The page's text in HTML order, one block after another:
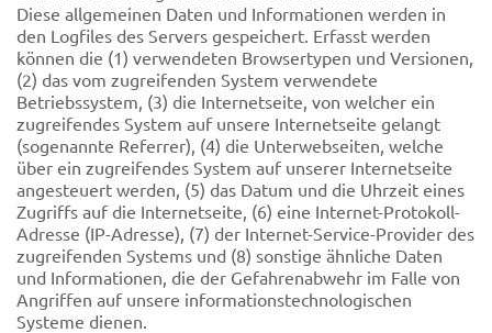
Diese allgemeinen Daten und Informationen werden in
den Logfiles des Servers gespeichert. Erfasst werden
können die (1) verwendeten Browsertypen und Versionen,
(2) das vom zugreifenden System verwendete
Betriebssystem, (3) die Internetseite, von welcher ein
zugreifendes System auf unsere Internetseite gelangt
(sogenannte Referrer), (4) die Unterwebseiten, welche
über ein zugreifendes System auf unserer Internetseite
angesteuert werden, (5) das Datum und die Uhrzeit eines
Zugriffs auf die Internetseite, (6) eine Internet-Protokoll-
Adresse (IP-Adresse), (7) der Internet-Service-Provider des
zugreifenden Systems und (8) sonstige ähnliche Daten
und Informationen, die der Gefahrenabwehr im Falle von
Angriffen auf unsere informationstechnologischen
Systeme dienen.